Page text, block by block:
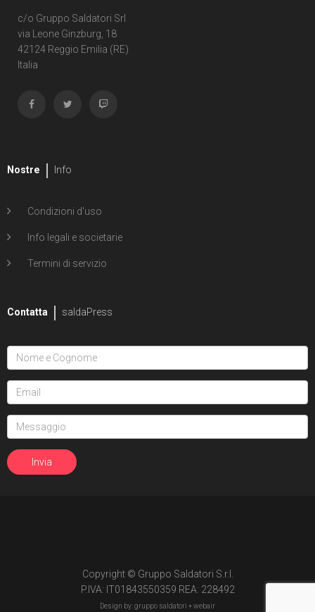
c/o Gruppo Saldatori Srl
via Leone Ginzburg, 18
42124 Reggio Emilia (RE)
Italia
Nostre Info
Condizioni d'uso
Info legali e societarie
Termini di servizio
Contatta saldaPress
Copyright © Gruppo Saldatori S.r.l.
P.IVA: IT01843550359 REA: 228492
Design by: gruppo saldatori +webair